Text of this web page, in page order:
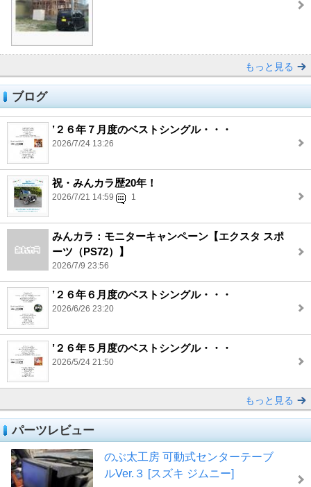
もっと見る
ブログ
’２６年７月度のベストシングル・・・
2026/7/24 13:26
祝・みんカラ歴20年！
2026/7/21 14:59 1
みんカラ：モニターキャンペーン【エクスタ スポ
ーツ（PS72）】
2026/7/9 23:56
’２６年６月度のベストシングル・・・
2026/6/26 23:20
’２６年５月度のベストシングル・・・
2026/5/24 21:50
もっと見る
パーツレビュー
のぶ太工房 可動式センターテーブ
ルVer.３ [スズキ ジムニー]